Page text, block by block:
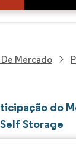
Mercado
do
Storage